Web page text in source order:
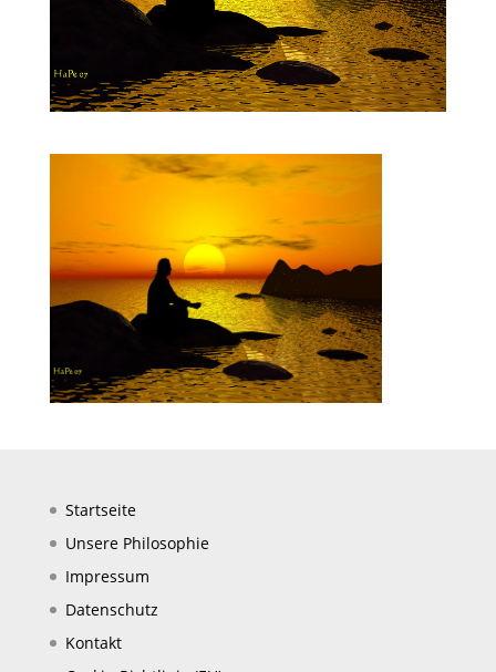
Startseite
Unsere Philosophie
Impressum
Datenschutz
Kontakt